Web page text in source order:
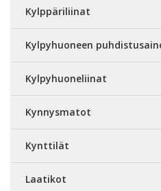
Kylppäriliinat
Kylpyhuoneen
Kylpyhuoneliinat
Kynnysmatot
Kynttilät
Laatikot